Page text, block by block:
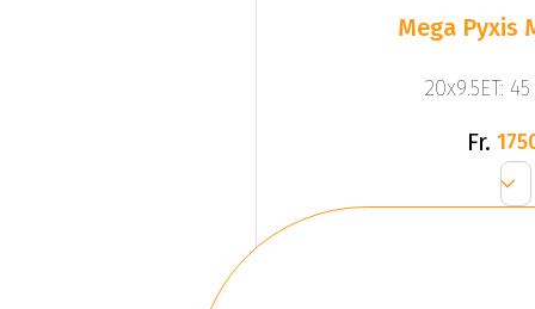
Mega Pyxis
20x9.5ET: 45
Fr.